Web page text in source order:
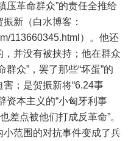
压革命群众”的责任全推给
新（白水博客：
113660345.html ）。他还
并没有被挟持；他在群众
众”，罢了那些“坏蛋”的
；是贺振新将“6.24事
资本主义的“小匈牙利事
差点被他们打成反革命”。
范围的对抗事件变成了兵